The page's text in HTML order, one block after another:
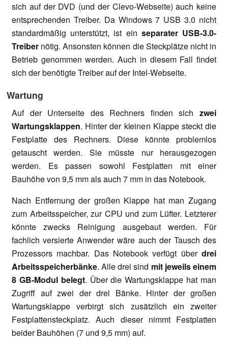
sich auf der DVD (und der Clevo-Webseite) auch keine
entsprechenden Treiber. Da Windows 7 USB 3.0 nicht
standardmäßig unterstützt, ist ein separater USB-3.0-
Treiber nötig. Ansonsten können die Steckplätze nicht in
Betrieb genommen werden. Auch in diesem Fall findet
sich der benötigte Treiber auf der Intel-Webseite.
Wartung
Auf der Unterseite des Rechners finden sich zwei
Wartungsklappen. Hinter der kleinen Klappe steckt die
Festplatte des Rechners. Diese könnte problemlos
getauscht werden. Sie müsste nur herausgezogen
werden. Es passen sowohl Festplatten mit einer
Bauhöhe von 9,5 mm als auch 7 mm in das Notebook.
Nach Entfernung der großen Klappe hat man Zugang
zum Arbeitsspeicher, zur CPU und zum Lüfter. Letzterer
könnte zwecks Reinigung ausgebaut werden. Für
fachlich versierte Anwender wäre auch der Tausch des
Prozessors machbar. Das Notebook verfügt über drei
Arbeitsspeicherbänke. Alle drei sind mit jeweils einem
8 GB-Modul belegt. Über die Wartungsklappe hat man
Zugriff auf zwei der drei Bänke. Hinter der großen
Wartungsklappe verbirgt sich zusätzlich ein zweiter
Festplattensteckplatz. Auch dieser nimmt Festplatten
beider Bauhöhen (7 und 9,5 mm) auf.